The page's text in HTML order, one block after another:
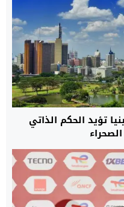
تؤيد الحكم الذاتي